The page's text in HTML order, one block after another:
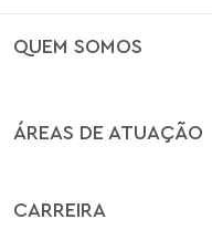
QUEM SOMOS
ÁREAS DE ATUAÇÃO
CARREIRA